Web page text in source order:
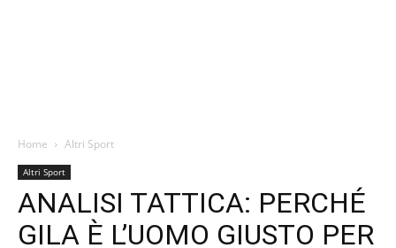
Home Altri Sport
Altri Sport
ANALISI TATTICA: PERCHÉ
GILA È L’UOMO GIUSTO PER